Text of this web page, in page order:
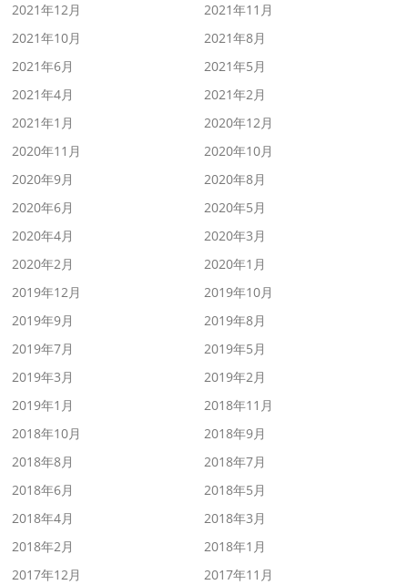
2021年12月
2021年11月
2021年10月
2021年8月
2021年6月
2021年5月
2021年4月
2021年2月
2021年1月
2020年12月
2020年11月
2020年10月
2020年9月
2020年8月
2020年6月
2020年5月
2020年4月
2020年3月
2020年2月
2020年1月
2019年12月
2019年10月
2019年9月
2019年8月
2019年7月
2019年5月
2019年3月
2019年2月
2019年1月
2018年11月
2018年10月
2018年9月
2018年8月
2018年7月
2018年6月
2018年5月
2018年4月
2018年3月
2018年2月
2018年1月
2017年12月
2017年11月